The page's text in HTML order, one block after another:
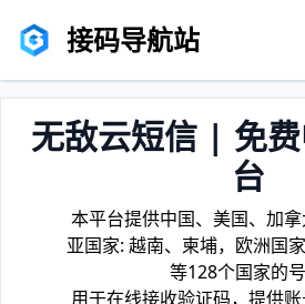
接码导航站
无敌云短信 | 免
台
本平台提供中国、美国、加
亚国家: 越南、柬埔，欧洲国
等128个国家的
用于在线接收验证码，提供